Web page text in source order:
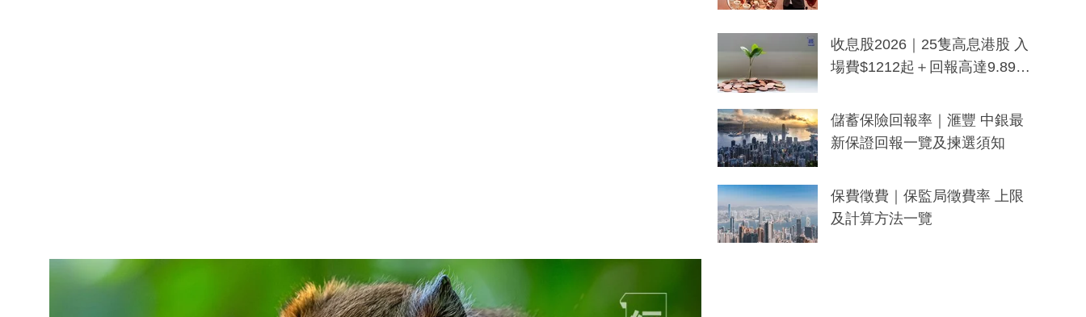
y及香港限定特調系列
收息股2026｜25隻高息港股 入
場費$1212起＋回報高達9.89
儲蓄保險回報率｜滙豐 中銀最
新保證回報一覽及揀選須知
保費徵費｜保監局徵費率 上限
及計算方法一覽